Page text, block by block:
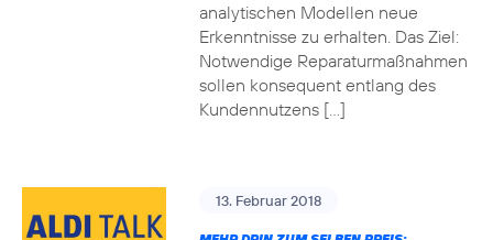
analytischen Modellen neue
Erkenntnisse zu erhalten. Das Ziel:
Notwendige Reparaturmaßnahmen
sollen konsequent entlang des
Kundennutzens […]
13. Februar 2018